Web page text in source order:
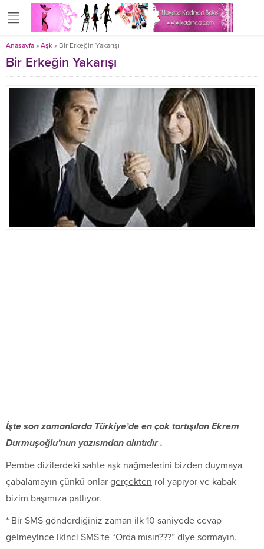
Anasayfa » Aşk » Bir Erkeğin Yakarışı
Bir Erkeğin Yakarışı
İşte son zamanlarda Türkiye’de en çok tartışılan Ekrem
Durmuşoğlu’nun yazısından alıntıdır .
Pembe dizilerdeki sahte aşk nağmelerini bizden duymaya
çabalamayın çünkü onlar gerçekten rol yapıyor ve kabak
bizim başımıza patlıyor.
* Bir SMS gönderdiğiniz zaman ilk 10 saniyede cevap
gelmeyince ikinci SMS‘te “Orda mısın???” diye sormayın.